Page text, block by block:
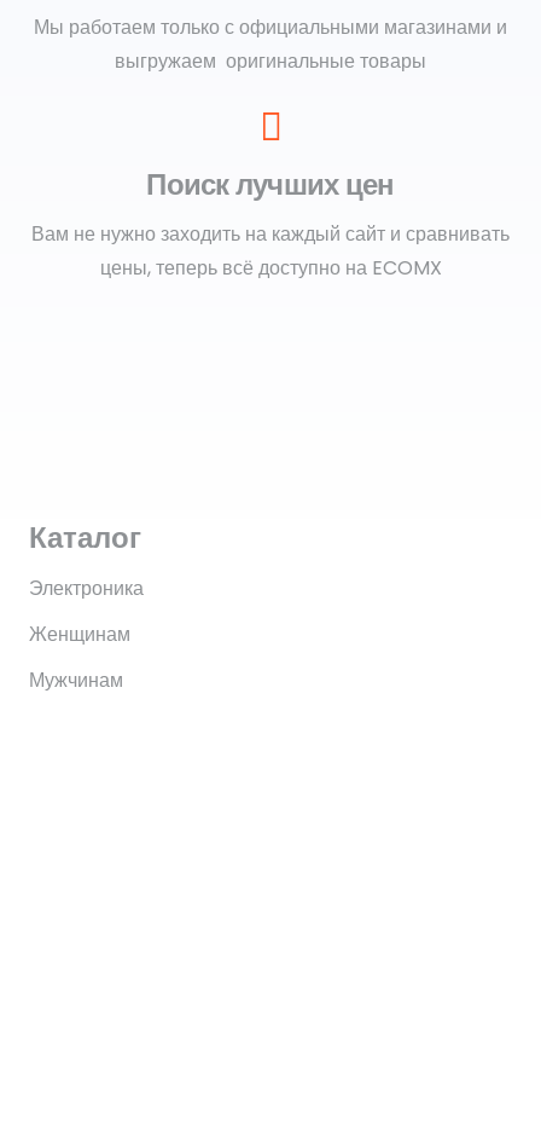
Мы работаем только с официальными магазинами и
выгружаем оригинальные товары
Поиск лучших цен
Вам не нужно заходить на каждый сайт и сравнивать
цены, теперь всё доступно на ECOMX
Каталог
Электроника
Женщинам
Мужчинам